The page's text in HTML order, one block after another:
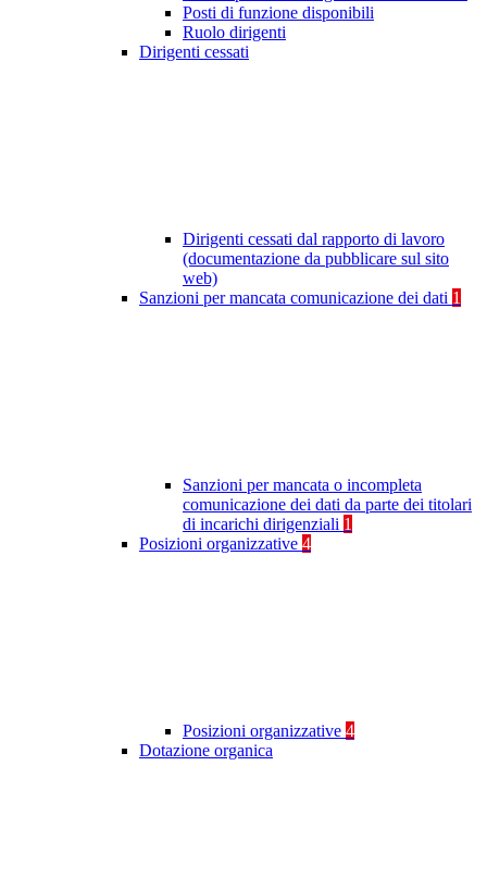
Posti di funzione disponibili
Ruolo dirigenti
Dirigenti cessati
Dirigenti cessati dal rapporto di lavoro
(documentazione da pubblicare sul sito
web)
Sanzioni per mancata comunicazione dei dati 1
Sanzioni per mancata o incompleta
comunicazione dei dati da parte dei titolari
di incarichi dirigenziali 1
Posizioni organizzative 4
Posizioni organizzative 4
Dotazione organica